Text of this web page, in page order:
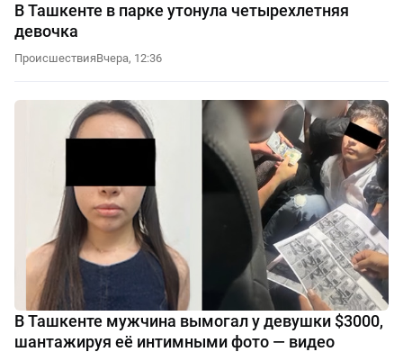
В Ташкенте в парке утонула четырехлетняя
девочка
ПроисшествияВчера, 12:36
В Ташкенте мужчина вымогал у девушки $3000,
шантажируя её интимными фото — видео